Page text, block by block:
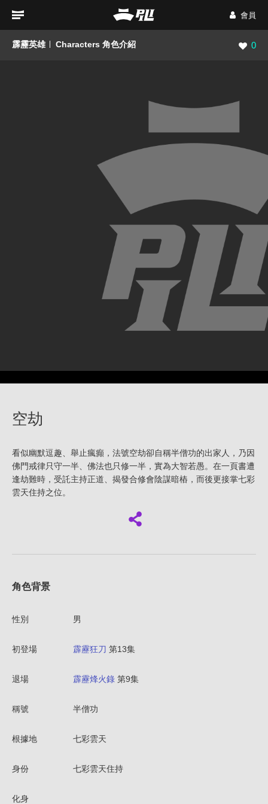
會員
霹靂英雄 Characters 角色介紹 瀏覽
0
空劫
看似幽默逗趣、舉止瘋癲，法號空劫卻自稱半僧功的出家人，乃因
佛門戒律只守一半、佛法也只修一半，實為大智若愚。在一頁書遭
逢劫難時，受託主持正道、揭發合修會陰謀暗樁，而後更接掌七彩
雲天住持之位。
角色背景
性別 男
初登場 霹靂狂刀 第13集
退場 霹靂烽火錄 第9集
稱號 半僧功
根據地 七彩雲天
身份 七彩雲天住持
化身